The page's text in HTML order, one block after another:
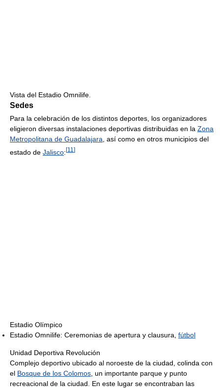
Vista del Estadio Omnilife.
Sedes
Para la celebración de los distintos deportes, los organizadores
eligieron diversas instalaciones deportivas distribuidas en la Zona
Metropolitana de Guadalajara , así como en otros municipios del
estado de Jalisco:[11 ]
Estadio Olímpico
Estadio Omnilife: Ceremonias de apertura y clausura, fútbol
Unidad Deportiva Revolución
Complejo deportivo ubicado al noroeste de la ciudad, colinda con
el Bosque de los Colomos , un importante parque y punto
recreacional de la ciudad. En este lugar se encontraban las